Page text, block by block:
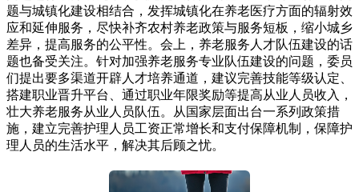
题与城镇化建设相结合，发挥城镇化在养老医疗方面的辐射效
应和延伸服务，尽快补齐农村养老政策与服务短板，缩小城乡
差异，提高服务的公平性。会上，养老服务人才队伍建设的话
题也备受关注。针对加强养老服务专业队伍建设的问题，委员
们提出要多渠道开辟人才培养通道，建议完善技能等级认定、
搭建职业晋升平台、通过职业年限奖励等提高从业人员收入，
壮大养老服务从业人员队伍。从国家层面出台一系列政策措
施，建立完善护理人员工资正常增长和支付保障机制，保障护
理人员的生活水平，解决其后顾之忧。